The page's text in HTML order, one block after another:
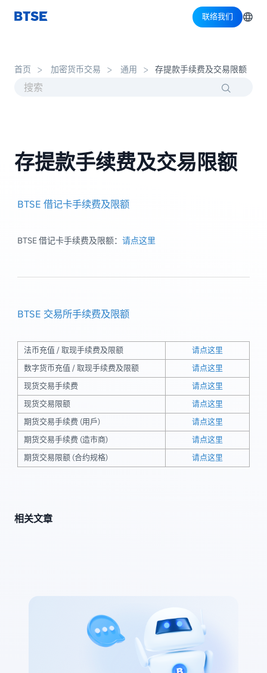
联络我们
首页 加密货币交易 通用 存提款手续费及交易限额
存提款手续费及交易限额
BTSE 借记卡手续费及限额
BTSE 借记卡手续费及限额： 请点这里
BTSE 交易所手续费及限额
法币充值 / 取现手续费及限额
请点这里
数字货币充值 / 取现手续费及限额
请点这里
现货交易手续费
请点这里
现货交易限额
请点这里
期货交易手续费 (用戶)
请点这里
期货交易手续费 (造市商)
请点这里
期货交易限额 (合约规格)
请点这里
相关文章